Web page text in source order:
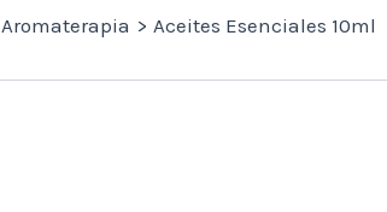
Aromaterapia Aceites Esenciales 10ml